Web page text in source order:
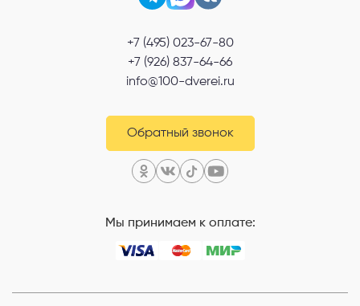
+7 (495) 023-67-80
+7 (926) 837-64-66
info@100-dverei.ru
Обратный звонок
Мы принимаем к оплате: